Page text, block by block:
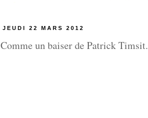
JEUDI 22 MARS 2012
Comme un baiser de Patrick Timsit.